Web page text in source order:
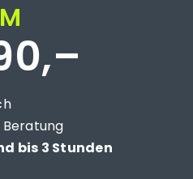
bis 3 Stunden